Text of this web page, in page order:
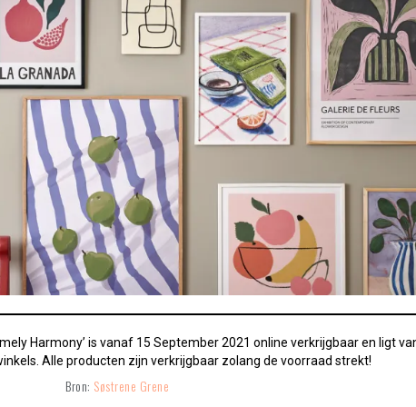
Harmony’ is vanaf 15 September 2021 online verkrijgbaar en ligt
Alle producten zijn verkrijgbaar zolang de voorraad strekt!
Bron: Søstrene Grene